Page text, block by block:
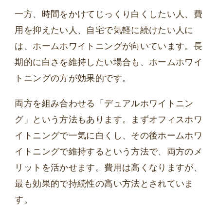
一方、時間をかけてじっくり白くしたい人、費
用を抑えたい人、自宅で気軽に続けたい人に
は、ホームホワイトニングが向いています。長
期的に白さを維持したい場合も、ホームホワイ
トニングの方が効果的です。
両方を組み合わせる「デュアルホワイトニン
グ」という方法もあります。まずオフィスホワ
イトニングで一気に白くし、その後ホームホワ
イトニングで維持するという方法で、両方のメ
リットを活かせます。費用は高くなりますが、
最も効果的で持続性の高い方法とされていま
す。